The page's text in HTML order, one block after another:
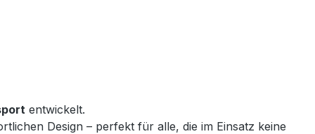
entwickelt.
Design – perfekt für alle, die im Einsatz keine